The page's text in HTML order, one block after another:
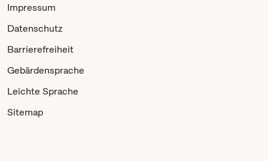
Impressum
Datenschutz
Barrierefreiheit
Gebärdensprache
Leichte Sprache
Sitemap